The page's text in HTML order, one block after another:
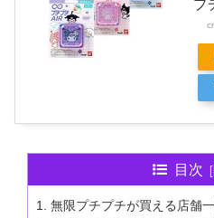
プ
目次
無限プチプチが買える店舗